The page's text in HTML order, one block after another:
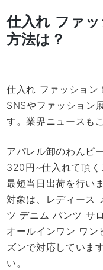
仕入れ ファ
方法は？
仕入れ ファッション
SNSやファッション
す。業界ニュースも
アパレル卸のわんピ
320円~仕入れて頂く
最短当日出荷を行い
対象は、レディース
ツ デニム パンツ サ
オールインワン ワ
ズンで対応していま
い。